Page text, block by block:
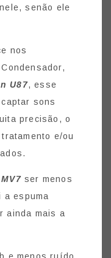
senão ele
nos
U87, esse
sons
precisão, o
e/ou
ser menos
a espuma
ainda mais a